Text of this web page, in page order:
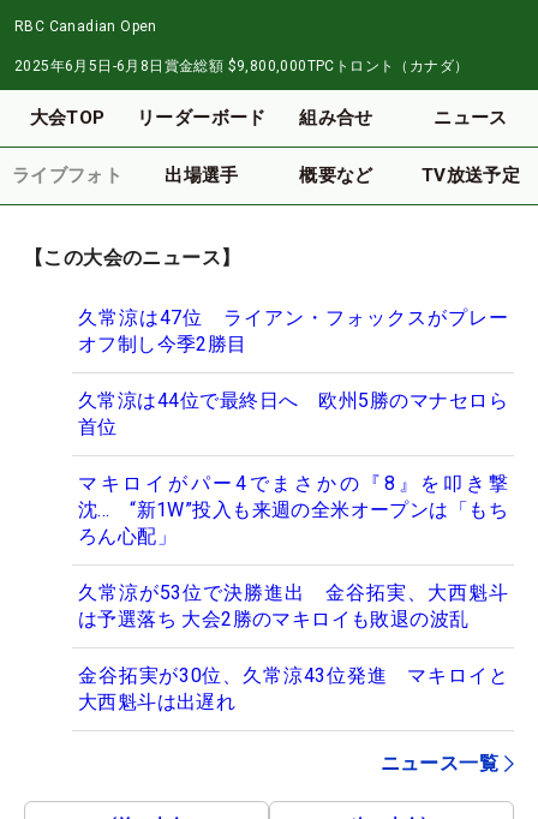
RBC Canadian Open
2025年6月5日-6月8日 賞金総額 $9,800,000TPCトロント（カナダ）
大会TOP リーダーボード 組み合せ ニュース
ライブフォト 出場選手 概要など TV放送予定
【この大会のニュース】
久常涼は47位 ライアン・フォックスがプレー
オフ制し今季2勝目
久常涼は44位で最終日へ 欧州5勝のマナセロら
首位
マキロイがパー4でまさかの『8』を叩き撃
沈… “新1W”投入も来週の全米オープンは「もち
ろん心配」
久常涼が53位で決勝進出 金谷拓実、大西魁斗
は予選落ち 大会2勝のマキロイも敗退の波乱
金谷拓実が30位、久常涼43位発進 マキロイと
大西魁斗は出遅れ
ニュース一覧